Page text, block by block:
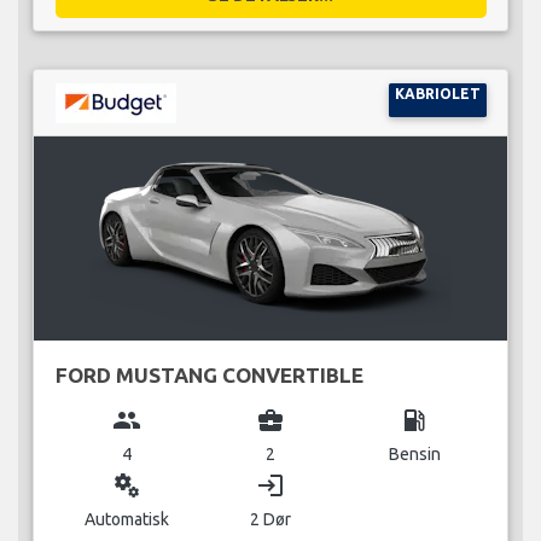
KABRIOLET
FORD MUSTANG CONVERTIBLE
group
4
business_center
2
local_gas_station
Bensin
miscellaneous_services
Automatisk
login
2 Dør